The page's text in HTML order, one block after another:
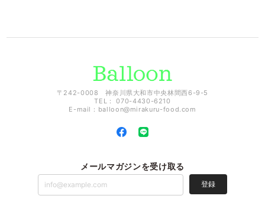
〒242-0008 神奈川県大和市中央林間西6-9-5
TEL： 070-4430-6210
E-mail： balloon@mirakuru-food.com
メールマガジンを受け取る
登録